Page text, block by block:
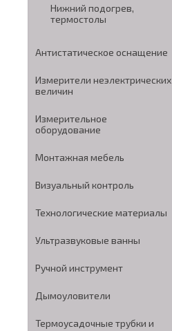
Нижний подогрев,
термостолы
Антистатическое оснащение
Измерители неэлектрических
величин
Измерительное
оборудование
Монтажная мебель
Визуальный контроль
Технологические материалы
Ультразвуковые ванны
Ручной инструмент
Дымоуловители
Термоусадочные трубки и